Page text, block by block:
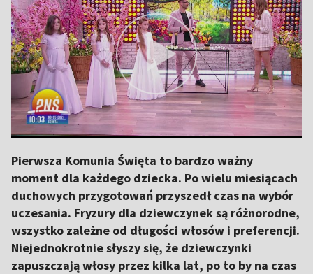
Pierwsza Komunia Święta to bardzo ważny
moment dla każdego dziecka. Po wielu miesiącach
duchowych przygotowań przyszedł czas na wybór
uczesania. Fryzury dla dziewczynek są różnorodne,
wszystko zależne od długości włosów i preferencji.
Niejednokrotnie słyszy się, że dziewczynki
zapuszczają włosy przez kilka lat, po to by na czas